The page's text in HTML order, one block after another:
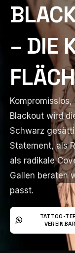
– DIE
Blackout wird
Schwarz
Statement, als
als radikale
Gallen beraten
passt.
– DIE
Blackout wird
Schwarz
Statement, als
als radikale
Gallen beraten
passt.
TATTOO-